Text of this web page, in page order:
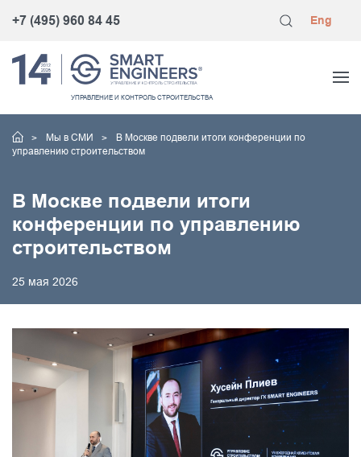
+7 (495) 960 84 45 Eng
УПРАВЛЕНИЕ И КОНТРОЛЬ СТРОИТЕЛЬСТВА
Мы в СМИ
В Москве подвели итоги конференции по
управлению строительством
В Москве подвели итоги
конференции по управлению
строительством
25 мая 2026